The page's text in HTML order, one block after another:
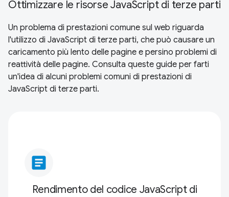
Ottimizzare le risorse JavaScript di terze parti
Un problema di prestazioni comune sul web riguarda
l'utilizzo di JavaScript di terze parti, che può causare un
caricamento più lento delle pagine e persino problemi di
reattività delle pagine. Consulta queste guide per farti
un'idea di alcuni problemi comuni di prestazioni di
JavaScript di terze parti.
article
Rendimento del codice JavaScript di